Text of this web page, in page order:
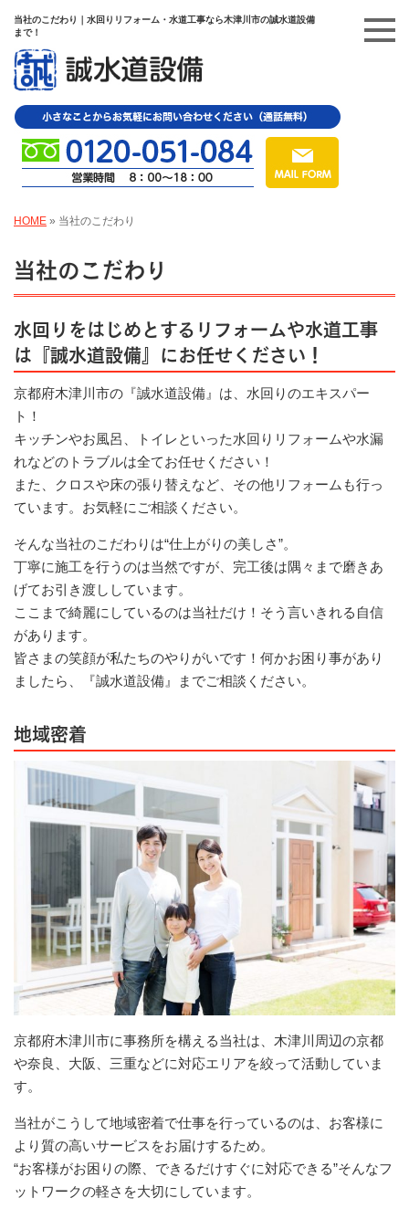
当社のこだわり｜水回りリフォーム・水道工事なら木津川市の誠水道設備
まで！
HOME » 当社のこだわり
当社のこだわり
水回りをはじめとするリフォームや水道工事
は『誠水道設備』にお任せください！
京都府木津川市の『誠水道設備』は、水回りのエキスパー
ト！
キッチンやお風呂、トイレといった水回りリフォームや水漏
れなどのトラブルは全てお任せください！
また、クロスや床の張り替えなど、その他リフォームも行っ
ています。お気軽にご相談ください。
そんな当社のこだわりは“仕上がりの美しさ”。
丁寧に施工を行うのは当然ですが、完工後は隅々まで磨きあ
げてお引き渡ししています。
ここまで綺麗にしているのは当社だけ！そう言いきれる自信
があります。
皆さまの笑顔が私たちのやりがいです！何かお困り事があり
ましたら、『誠水道設備』までご相談ください。
地域密着
京都府木津川市に事務所を構える当社は、木津川周辺の京都
や奈良、大阪、三重などに対応エリアを絞って活動していま
す。
当社がこうして地域密着で仕事を行っているのは、お客様に
より質の高いサービスをお届けするため。
“お客様がお困りの際、できるだけすぐに対応できる”そんなフ
ットワークの軽さを大切にしています。